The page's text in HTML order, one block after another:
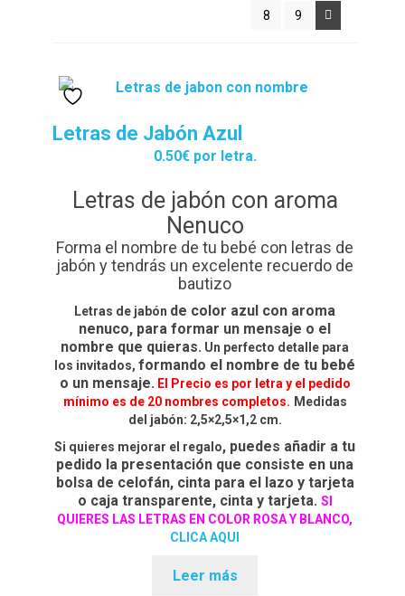
ENVIO DE FOTOS Y PORTES
Ideas únicas para celebraciones de cumpleaños con
caretas personalizadas
Lista de deseos
Password Reset
Pedidos
PLAZOS DE ENTREGA
Política de Cookies
Preguntas Frecuentes sobre Caretas Personalizadas
con Foto
PRIVACIDAD
alto
8
9
Letras de Jabón Azul
0.50€ por letra.
Letras de jabón con aroma
Nenuco
Forma el nombre de tu bebé con letras de
jabón y tendrás un excelente recuerdo de
bautizo
Letras de jabón de color azul con aroma
nenuco, para formar un mensaje o el
nombre que quieras. Un perfecto detalle para
los invitados, formando el nombre de tu bebé
o un mensaje. El Precio es por letra y el pedido
mínimo es de 20 nombres completos. Medidas
del jabón: 2,5×2,5×1,2 cm.
Si quieres mejorar el regalo, puedes añadir a tu
pedido la presentación que consiste en una
bolsa de celofán, cinta para el lazo y tarjeta
o caja transparente, cinta y tarjeta. SI
QUIERES LAS LETRAS EN COLOR ROSA Y BLANCO,
CLICA AQUI
Leer más